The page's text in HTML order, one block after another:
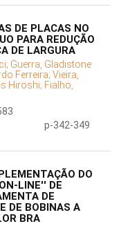
DE PLACAS NO
PARA REDUÇÃO
DE LARGURA
Guerra, Gladistone
Ferreira; Vieira,
Hiroshi; Fialho,
p-342-349
DO
LINE'' DE
DE
DE BOBINAS A
BRA